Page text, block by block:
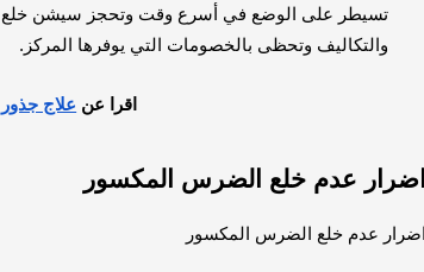
تسيطر على الوضع في أسرع وقت وتحجز سيشن خلع
والتكاليف وتحظى بالخصومات التي يوفرها المركز.
اقرا عن علاج
اضرار عدم خلع الضرس المكسور
اضرار عدم خلع الضرس المكسور